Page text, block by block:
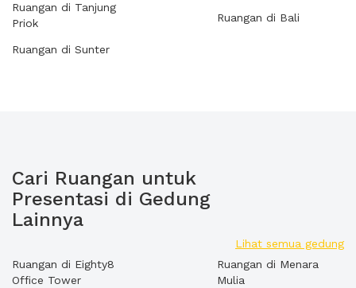
Ruangan di Tanjung
Priok
Ruangan di Sunter
Ruangan di Bali
Cari Ruangan untuk
Presentasi di Gedung
Lainnya
Lihat semua gedung
Ruangan di Eighty8
Office Tower
Ruangan di Menara
Mulia